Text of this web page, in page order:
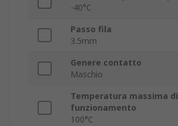
-40°C
Passo fila
3.5mm
Genere contatto
Maschio
Temperatura massima di
funzionamento
100°C